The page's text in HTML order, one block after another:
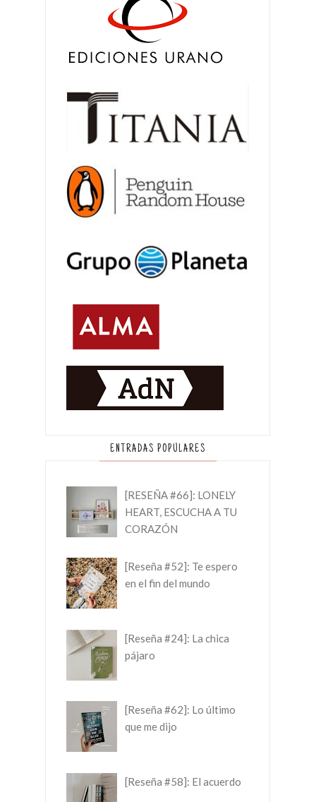
ENTRADAS POPULARES
[RESEÑA #66]: LONELY
HEART, ESCUCHA A TU
CORAZÓN
[Reseña #52]: Te espero
en el fin del mundo
[Reseña #24]: La chica
pájaro
[Reseña #62]: Lo último
que me dijo
[Reseña #58]: El acuerdo